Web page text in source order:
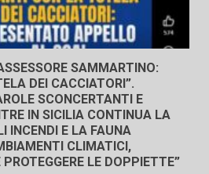
SAMMARTINO:
DEI CACCIATORI”.
SCONCERTANTI E
IN SICILIA CONTINUA LA
INCENDI E LA FAUNA
CLIMATICI,
PROTEGGERE LE DOPPIETTE”